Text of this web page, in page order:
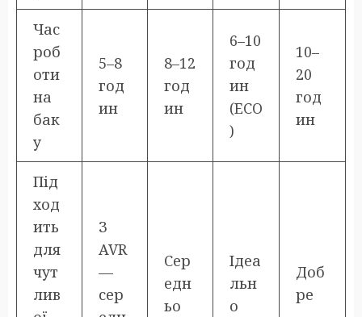
Час
роб
оти
на
бак
у
5–8
год
ин
8–12
год
ин
6–10
год
ин
(ECO
)
10–
20
год
ин
Під
ход
ить
для
чут
лив
З
AVR
—
сер
Сер
едн
ьо
Ідеа
льн
о
Доб
ре